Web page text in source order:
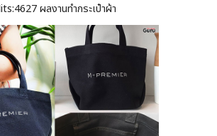
4627 ผลงานทำกระเป๋าผ้า